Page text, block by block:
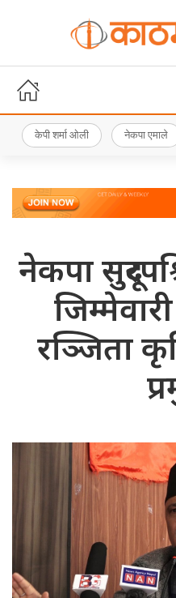
केपी शर्मा ओली नेकपा एमाले
नेकपा
रञ्जिता